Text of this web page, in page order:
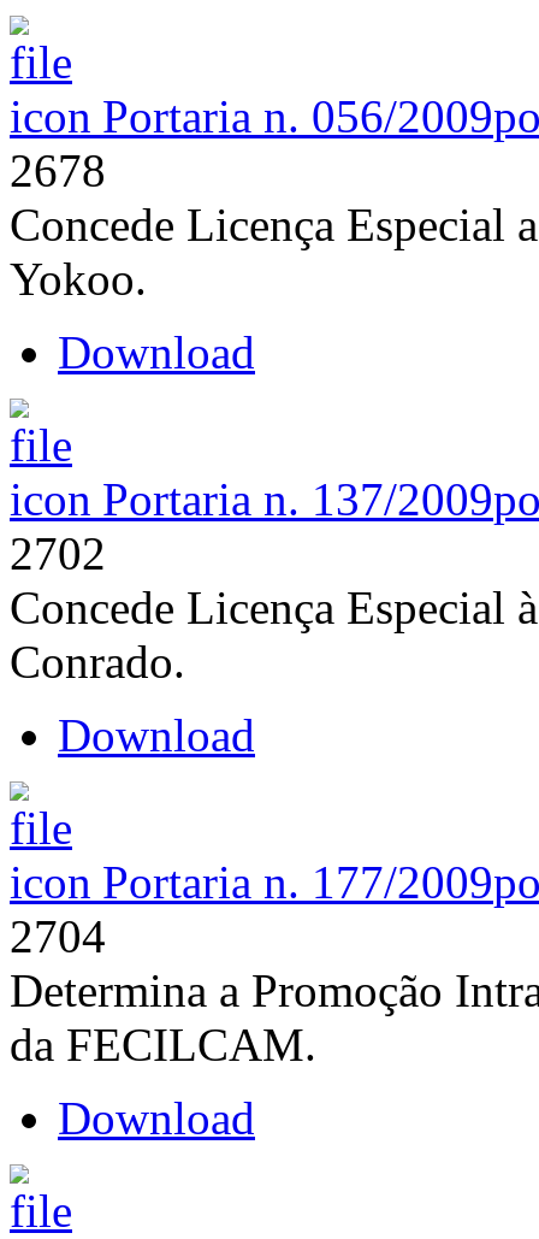
Portaria n. 056/2009
2678
Concede Licença Especial
Yokoo.
Download
Portaria n. 137/2009
2702
Concede Licença Especial
Conrado.
Download
Portaria n. 177/2009
2704
Determina a Promoção
da FECILCAM.
Download